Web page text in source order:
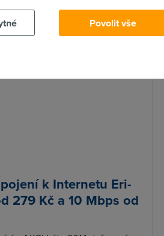
k Internetu Eri-
279 Kč a 10 Mbps od
Povolit vše